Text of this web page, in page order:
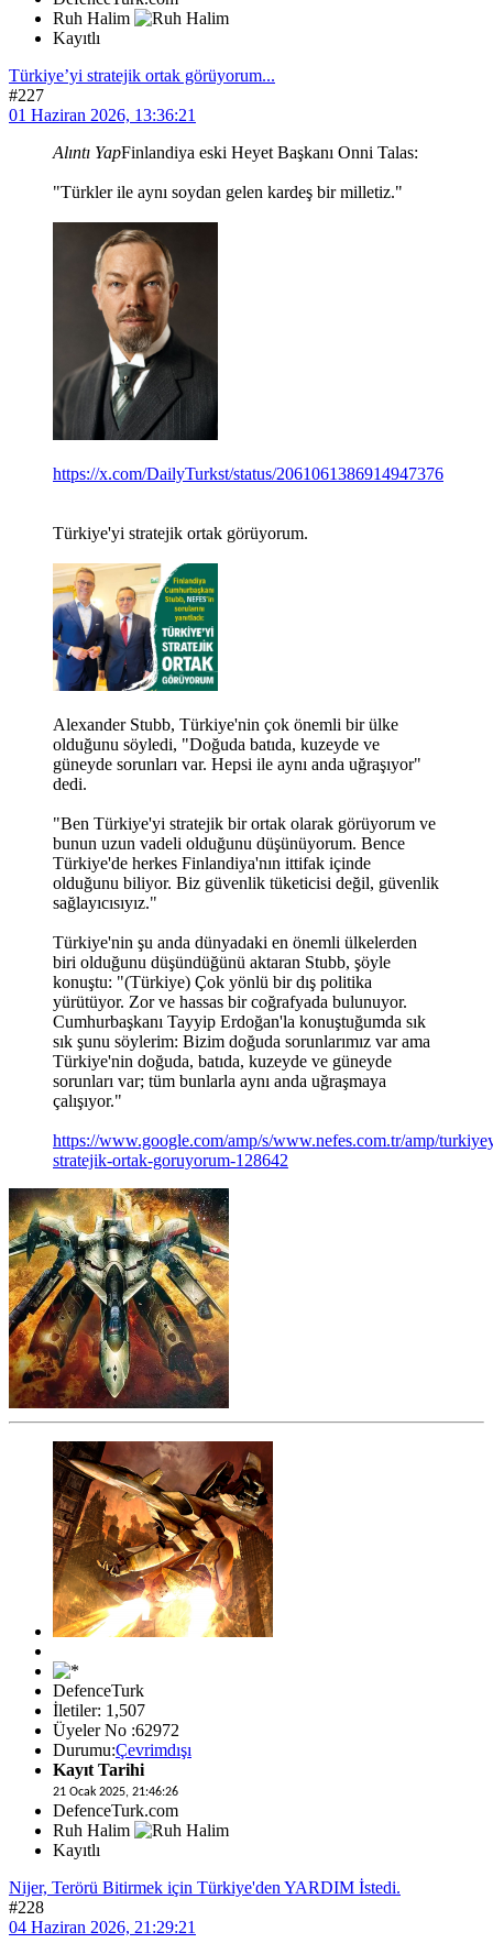
Ruh Halim
Kayıtlı
Türkiye’yi stratejik ortak görüyorum...
#227
01 Haziran 2026, 13:36:21
Alıntı YapFinlandiya eski Heyet Başkanı Onni Talas:
"Türkler ile aynı soydan gelen kardeş bir milletiz."
https://x.com/DailyTurkst/status/2061061386914947376
Türkiye'yi stratejik ortak görüyorum.
Alexander Stubb, Türkiye'nin çok önemli bir ülke
olduğunu söyledi, "Doğuda batıda, kuzeyde ve
güneyde sorunları var. Hepsi ile aynı anda uğraşıyor"
dedi.
"Ben Türkiye'yi stratejik bir ortak olarak görüyorum ve
bunun uzun vadeli olduğunu düşünüyorum. Bence
Türkiye'de herkes Finlandiya'nın ittifak içinde
olduğunu biliyor. Biz güvenlik tüketicisi değil, güvenlik
sağlayıcısıyız."
Türkiye'nin şu anda dünyadaki en önemli ülkelerden
biri olduğunu düşündüğünü aktaran Stubb, şöyle
konuştu: "(Türkiye) Çok yönlü bir dış politika
yürütüyor. Zor ve hassas bir coğrafyada bulunuyor.
Cumhurbaşkanı Tayyip Erdoğan'la konuştuğumda sık
sık şunu söylerim: Bizim doğuda sorunlarımız var ama
Türkiye'nin doğuda, batıda, kuzeyde ve güneyde
sorunları var; tüm bunlarla aynı anda uğraşmaya
çalışıyor."
https://www.google.com/amp/s/www.nefes.com.tr/amp/
stratejik-ortak-goruyorum-128642
DefenceTurk
İletiler: 1,507
Üyeler No :62972
Durumu:Çevrimdışı
Kayıt Tarihi
21 Ocak 2025, 21:46:26
DefenceTurk.com
Ruh Halim
Kayıtlı
Nijer, Terörü Bitirmek için Türkiye'den YARDIM İstedi.
#228
04 Haziran 2026, 21:29:21